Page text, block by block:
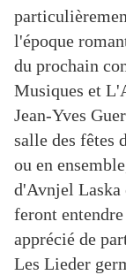
l'époque
du prochain
Musiques et
Jean-Yves
salle des fêtes
ou en
d'Avnjel Laska
feront
apprécié de
Les Lieder